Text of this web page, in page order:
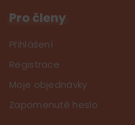
Pro členy
Přihlášení
Registrace
Moje objednávky
Zapomenuté heslo